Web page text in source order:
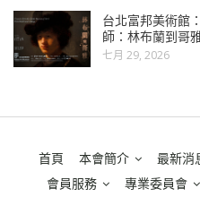
台北富邦美術館
師：林布蘭到哥
七月 29, 2026
首頁 本會簡介 最新消
會員服務
專業委員會